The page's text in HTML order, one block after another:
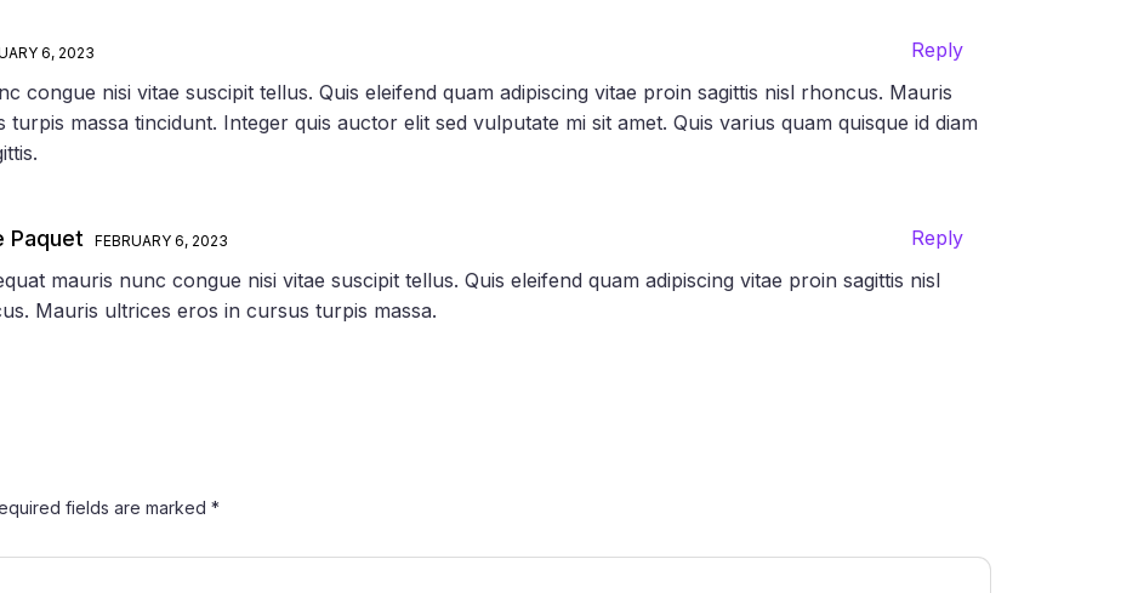
6, 2023
congue nisi vitae suscipit tellus. Quis eleifend quam adipiscing vitae proin sagittis nisl rhoncus. Mauris
massa tincidunt. Integer quis auctor elit sed vulputate mi sit amet. Quis varius quam quisque id diam
Reply
Paquet FEBRUARY 6, 2023
mauris nunc congue nisi vitae suscipit tellus. Quis eleifend quam adipiscing vitae proin sagittis nisl
Mauris ultrices eros in cursus turpis massa.
Reply
fields are marked *